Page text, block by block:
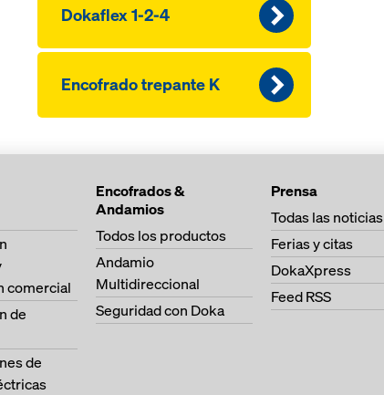
Dokaflex 1-2-4
Encofrado trepante K
comercial
de
de
Encofrados &
Andamios
Todos los productos
Andamio
Multidireccional
Seguridad con Doka
Prensa
Todas las noticias
Ferias y citas
DokaXpress
Feed RSS